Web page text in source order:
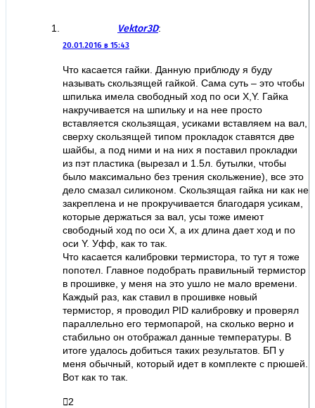
Vektor3D:
20.01.2016 в 15:43
Что касается гайки. Данную приблюду я буду
называть скользящей гайкой. Сама суть – это чтобы
шпилька имела свободный ход по оси X,Y. Гайка
накручивается на шпильку и на нее просто
вставляется скользящая, усиками вставляем на вал,
сверху скользящей типом прокладок ставятся две
шайбы, а под ними и на них я поставил прокладки
из пэт пластика (вырезал и 1.5л. бутылки, чтобы
было максимально без трения скольжение), все это
дело смазал силиконом. Скользящая гайка ни как не
закреплена и не прокручивается благодаря усикам,
которые держаться за вал, усы тоже имеют
свободный ход по оси X, а их длина дает ход и по
оси Y. Уфф, как то так.
Что касается калибровки термистора, то тут я тоже
попотел. Главное подобрать правильный термистор
в прошивке, у меня на это ушло не мало времени.
Каждый раз, как ставил в прошивке новый
термистор, я проводил PID калибровку и проверял
параллельно его термопарой, на сколько верно и
стабильно он отображал данные температуры. В
итоге удалось добиться таких результатов. БП у
меня обычный, который идет в комплекте с прюшей.
Вот как то так.
2